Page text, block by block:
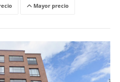
Mayor precio